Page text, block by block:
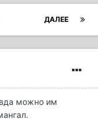
ДАЛЕЕ
можно им